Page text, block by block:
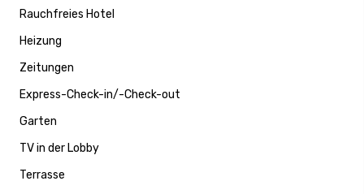
Rauchfreies Hotel
Heizung
Zeitungen
Express-Check-in/-Check-out
Garten
TV in der Lobby
Terrasse